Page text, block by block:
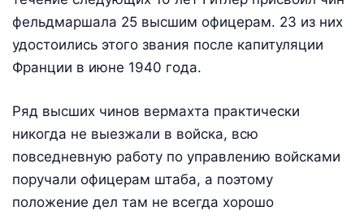
фельдмаршала 25 высшим офицерам. 23 из них
удостоились этого звания после капитуляции
Франции в июне 1940 года.
Ряд высших чинов вермахта практически
никогда не выезжали в войска, всю
повседневную работу по управлению войсками
поручали офицерам штаба, а поэтому
положение дел там не всегда хорошо